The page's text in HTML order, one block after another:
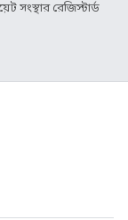
সংস্থার রেজিস্টার্ড